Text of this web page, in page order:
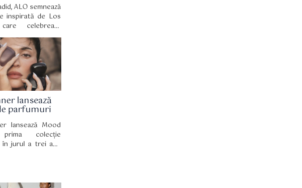
ALO semnează
inspirată de Los
celebrează
autentică, bazată
mișcare și
sine.
lansează
parfumuri
lansează Mood
colecție
jurul a trei ape
iar din 2 august